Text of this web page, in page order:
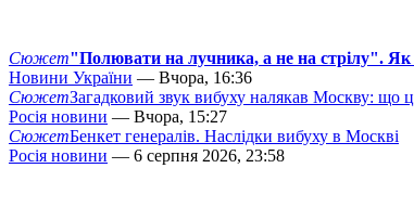
Сюжет"Полювати на лучника, а не на стрілу". Як
Новини України — Вчора, 16:36
СюжетЗагадковий звук вибуху налякав Москву: що
Росія новини — Вчора, 15:27
СюжетБенкет генералів. Наслідки вибуху в Москві
Росія новини — 6 серпня 2026, 23:58